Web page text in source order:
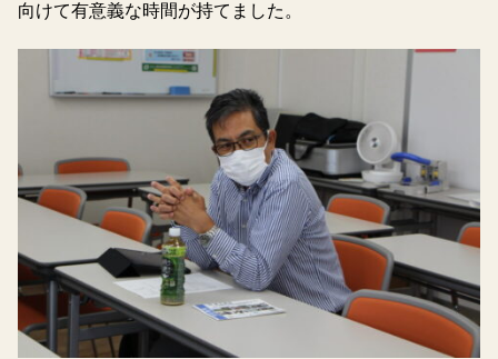
向けて有意義な時間が持てました。